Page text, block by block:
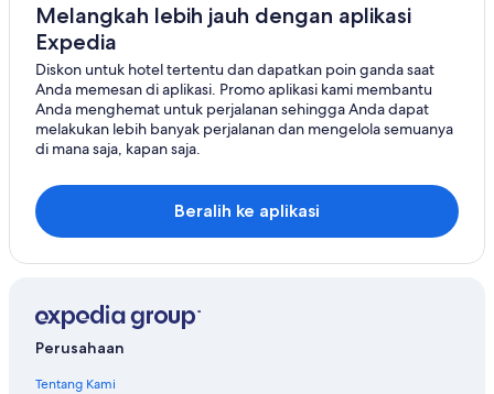
Melangkah lebih jauh dengan aplikasi
Expedia
Diskon untuk hotel tertentu dan dapatkan poin ganda saat
Anda memesan di aplikasi. Promo aplikasi kami membantu
Anda menghemat untuk perjalanan sehingga Anda dapat
melakukan lebih banyak perjalanan dan mengelola semuanya
di mana saja, kapan saja.
Beralih ke aplikasi
Perusahaan
Tentang Kami